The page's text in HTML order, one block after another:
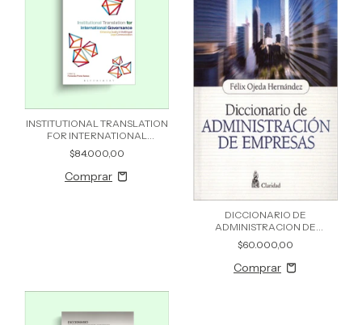
INSTITUTIONAL TRANSLATION
FOR INTERNATIONAL
GOVERNANCE
$84.000,00
DICCIONARIO DE
ADMINISTRACION DE
EMPRESAS
$60.000,00